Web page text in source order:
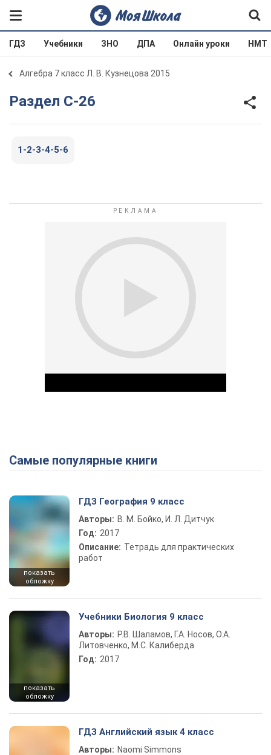
ГДЗ Учебники ЗНО ДПА Онлайн уроки НМТ
Алгебра 7 класс Л. В. Кузнецова 2015
Раздел С-26
1-2-3-4-5-6
Play Video
Самые популярные книги
показать
обложку
ГДЗ География 9 класс
Авторы: В. М. Бойко, И. Л. Дитчук
Год: 2017
Описание: Тетрадь для практических
работ
показать
обложку
Учебники Биология 9 класс
Авторы: Р.В. Шаламов, Г.А. Носов, О.А.
Литовченко, М.С. Калиберда
Год: 2017
ГДЗ Английский язык 4 класс
Авторы: Naomi Simmons